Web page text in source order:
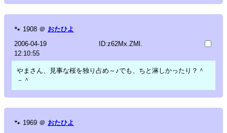
🐾 1908 ＠ おたひよ
2006-04-19
12:10:55
ID:z62Mx.ZMl.
やまさん、見事な桜を独り占め～♪でも、ちと淋しかったり？＾
－＾
🐾 1969 ＠ おたひよ